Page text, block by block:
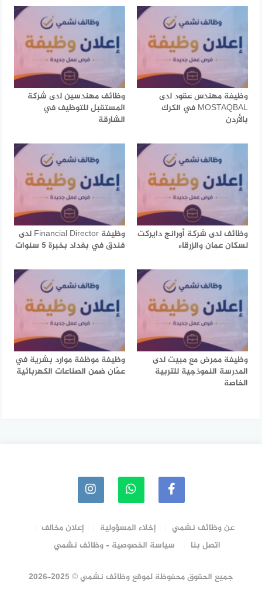
وظيفة مهندس عقود لدى
MOSTAQBAL في الكرك
بالأردن
وظائف مهندسين لدى شركة
المستقبل للتوظيف في
الشارقة
وظائف لدى شركة أورانج دايركت
لسكان عمان والزرقاء
وظيفة Financial Director لدى
فندق في بغداد بخبرة 5 سنوات
وظيفة ممرض مع مبيت لدى
المدرسة النموذجية للتربية
الخاصة
وظيفة موظفة موارد بشرية في
عمّان ضمن الصناعات الكهربائية
عن وظائف نشمي إخلاء المسؤولية
إعلان مخالف
اتصل بنا
سياسة الخصوصية – وظائف نشمي
جميع الحقوق محفوظة لموقع وظائف نشمي © 2025-2026